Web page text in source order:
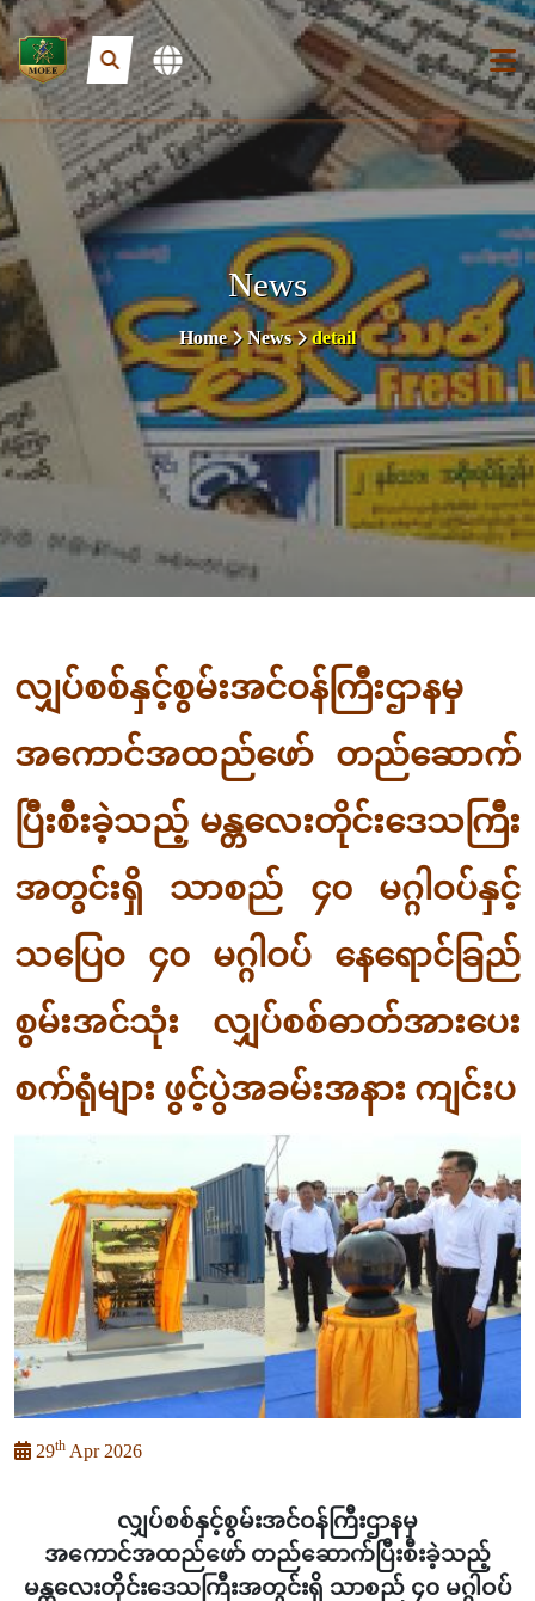
News
Home News detail
လျှပ်စစ်နှင့်စွမ်းအင်ဝန်ကြီးဌာနမှ
အကောင်အထည်ဖော် တည်ဆောက်
ပြီးစီးခဲ့သည့် မန္တလေးတိုင်းဒေသကြီး
အတွင်းရှိ သာစည် ၄၀ မဂ္ဂါဝပ်နှင့်
သပြေဝ ၄၀ မဂ္ဂါဝပ် နေရောင်ခြည်
စွမ်းအင်သုံး လျှပ်စစ်ဓာတ်အားပေး
စက်ရုံများ ဖွင့်ပွဲအခမ်းအနား ကျင်းပ
29th Apr 2026
လျှပ်စစ်နှင့်စွမ်းအင်ဝန်ကြီးဌာနမှ
အကောင်အထည်ဖော် တည်ဆောက်ပြီးစီးခဲ့သည့်
မန္တလေးတိုင်းဒေသကြီးအတွင်းရှိ သာစည် ၄၀ မဂ္ဂါဝပ်